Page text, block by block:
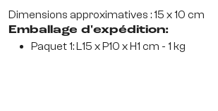
Dimensions approximatives : 15 x 10 cm
Emballage d'expédition:
Paquet 1: L15 x P10 x H1 cm - 1 kg